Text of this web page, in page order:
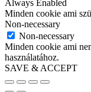
Always Enabled
Minden cookie ami
Non-necessary
Non-necessary
Minden cookie ami
használatához.
SAVE & ACCEPT